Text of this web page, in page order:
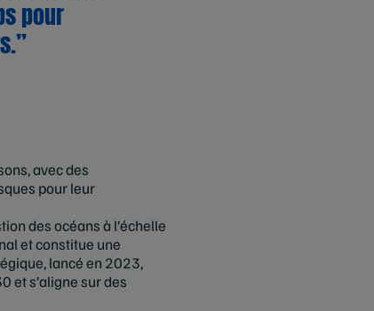
pour
avec des
pour leur
des océans à l’échelle
et constitue une
lancé en 2023,
et s’aligne sur des